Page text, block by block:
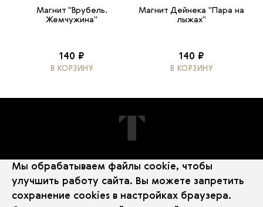
Магнит "Врубель.
Жемчужина"
140 ₽
В КОРЗИНУ
Магнит Дейнека "Пара на
лыжах"
140 ₽
В КОРЗИНУ
ПОДПИШИТЕСЬ НА НОВОСТИ
Мы обрабатываем файлы cookie, чтобы
улучшить работу сайта. Вы можете запретить
сохранение cookies в настройках браузера.